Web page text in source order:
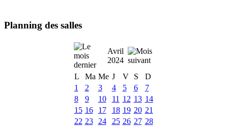
Planning des salles
Avril
2024
L
Ma Me J V S
D
1
2 3 4 5 6
7
8
9 10 11 12 13 14
15 16 17 18 19 20 21
22 23 24 25 26 27 28